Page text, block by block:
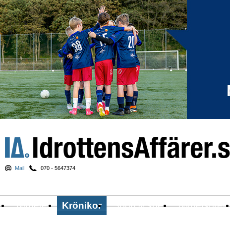
Mail 070 - 5647374
Nyheter Krönikor Sport & spel Nyhetsbrev